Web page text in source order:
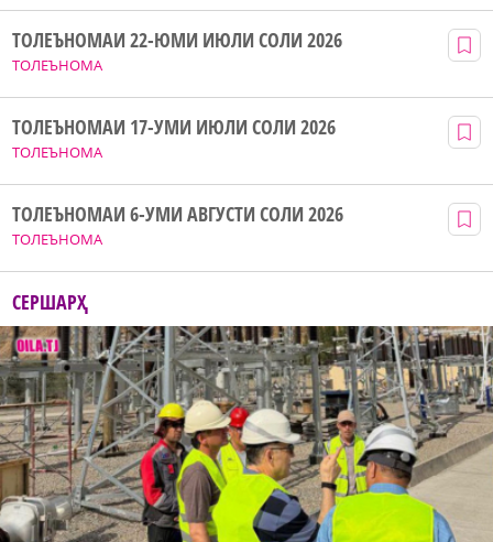
ТОЛЕЪНОМА
ТОЛЕЪНОМАИ 22-ЮМИ ИЮЛИ СОЛИ 2026
ТОЛЕЪНОМА
ТОЛЕЪНОМАИ 17-УМИ ИЮЛИ СОЛИ 2026
ТОЛЕЪНОМА
ТОЛЕЪНОМАИ 6-УМИ АВГУСТИ СОЛИ 2026
СЕРШАРҲ